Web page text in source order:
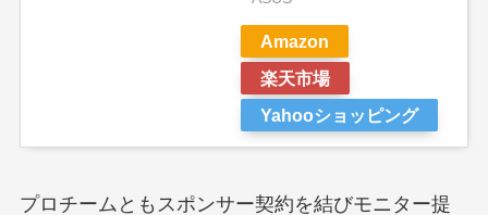
Amazon
楽天市場
Yahooショッピング
プロチームともスポンサー契約を結びモニター提